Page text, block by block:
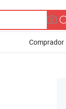
Comprador